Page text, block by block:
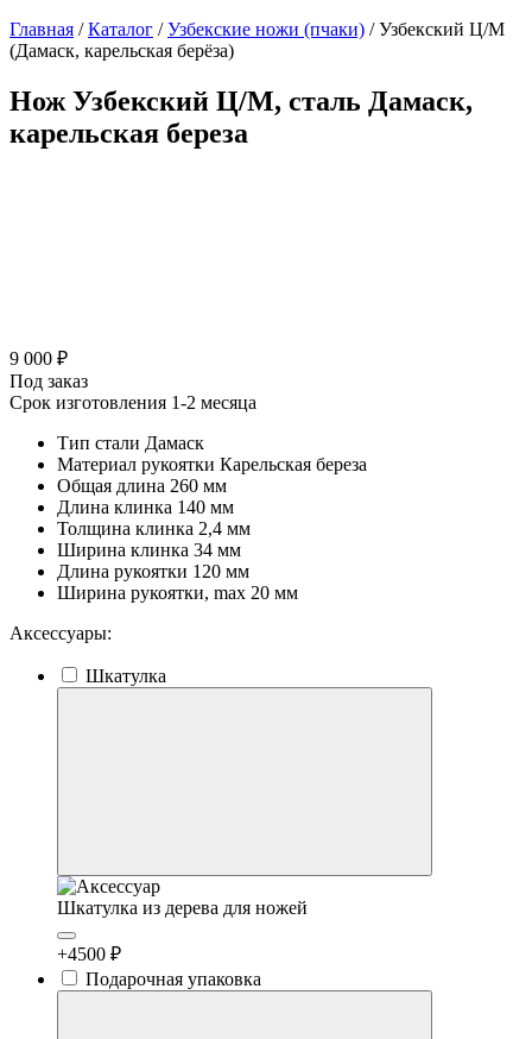
Главная /Каталог /Узбекские ножи (пчаки) /Узбекский Ц/М
(Дамаск, карельская берёза)
Нож Узбекский Ц/М, сталь Дамаск,
карельская береза
9 000 ₽
Под заказ
Срок изготовления 1-2 месяца
Тип стали Дамаск
Материал рукоятки Карельская береза
Общая длина 260 мм
Длина клинка 140 мм
Толщина клинка 2,4 мм
Ширина клинка 34 мм
Длина рукоятки 120 мм
Ширина рукоятки, max 20 мм
Аксессуары:
Шкатулка
Шкатулка из дерева для ножей
+4500 ₽
Подарочная упаковка